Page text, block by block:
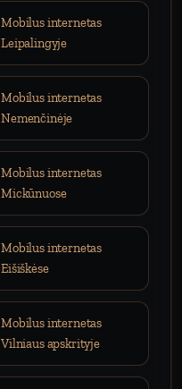
Mobilus internetas
Leipalingyje
Mobilus internetas
Nemenčinėje
Mobilus internetas
Mickūnuose
Mobilus internetas
Eišiškėse
Mobilus internetas
Vilniaus apskrityje